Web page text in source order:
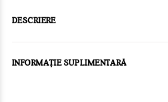
DESCRIERE
INFORMAȚIE SUPLIMENTARĂ